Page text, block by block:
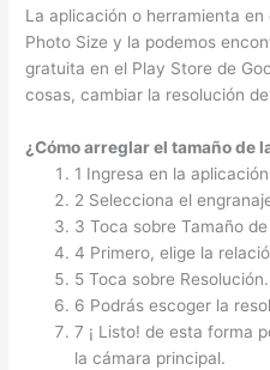
La aplicación o herramienta
Photo Size y la podemos
gratuita en el Play Store de
cosas, cambiar la resolución
¿Cómo arreglar el tamaño de
1 Ingresa en la
2 Selecciona el
3 Toca sobre Tamaño
4 Primero, elige la
5 Toca sobre Resolución.
6 Podrás escoger la
7 ¡ Listo! de esta forma
la cámara principal.